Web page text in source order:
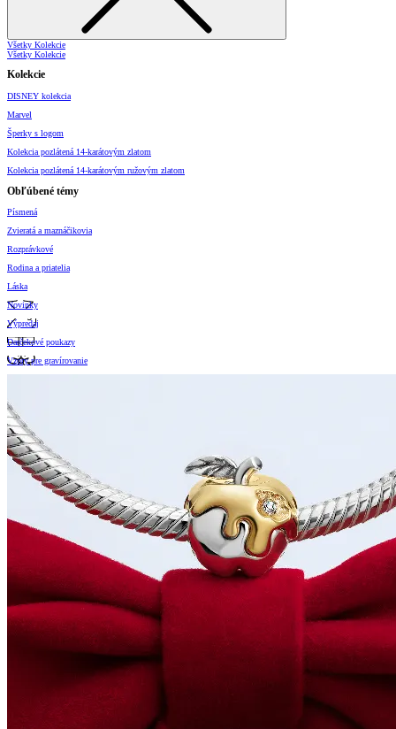
Všetky Kolekcie
Všetky Kolekcie
Kolekcie
DISNEY kolekcia
Marvel
Šperky s logom
Kolekcia pozlátená 14-karátovým zlatom
Kolekcia pozlátená 14-karátovým ružovým zlatom
Obľúbené témy
Písmená
Zvieratá a maznáčikovia
Rozprávkové
Rodina a priatelia
Láska
Novinky
Výpredaj
Darčekové poukazy
Vzory pre gravírovanie